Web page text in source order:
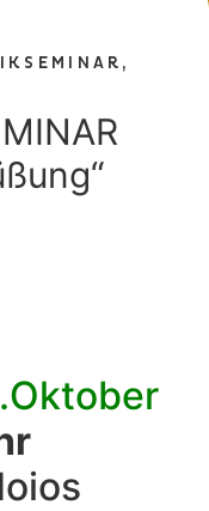
,